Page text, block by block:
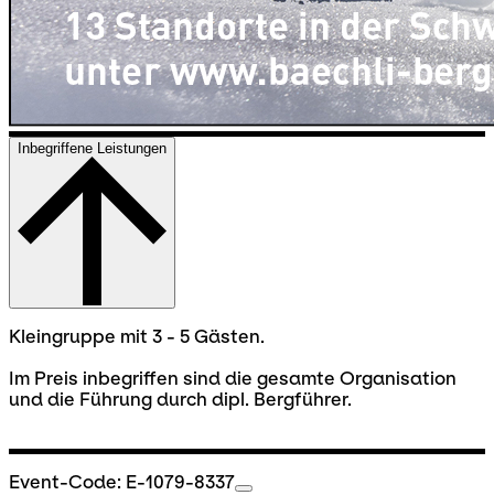
Inbegriffene Leistungen
Kleingruppe mit 3 - 5 Gästen.
Im Preis inbegriffen sind die gesamte Organisation
und die Führung durch dipl. Bergführer.
Event-Code: E-1079-8337